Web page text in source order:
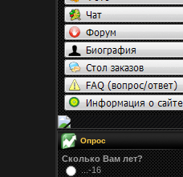
Опрос
Сколько Вам лет?
...-16